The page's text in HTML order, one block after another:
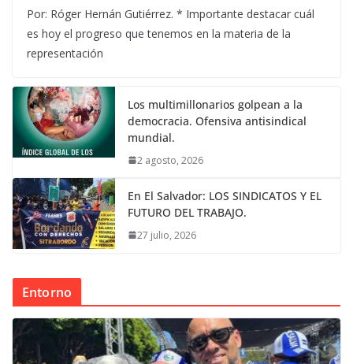
Por: Róger Hernán Gutiérrez. * Importante destacar cuál
es hoy el progreso que tenemos en la materia de la
representación
Los multimillonarios golpean a la
democracia. Ofensiva antisindical
mundial.
2 agosto, 2026
En El Salvador: LOS SINDICATOS Y EL
FUTURO DEL TRABAJO.
27 julio, 2026
Entorno